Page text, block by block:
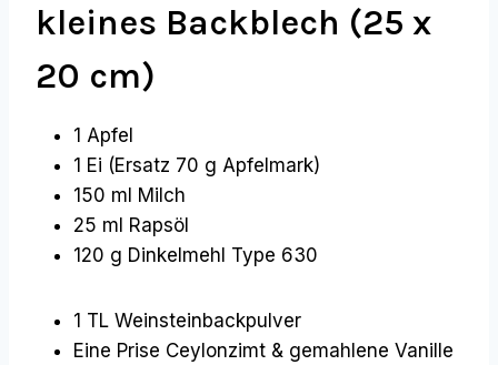
kleines Backblech (25 x
20 cm)
1 Apfel
1 Ei (Ersatz 70 g Apfelmark)
150 ml Milch
25 ml Rapsöl
120 g Dinkelmehl Type 630
1 TL Weinsteinbackpulver
Eine Prise Ceylonzimt & gemahlene Vanille